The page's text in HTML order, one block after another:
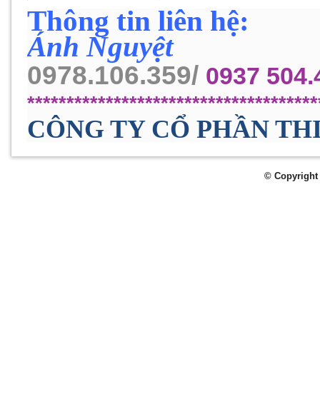
Thông tin liên hệ:
Ánh Nguyệt
0978.106.359/ 0937
CÔNG TY CỔ PHẦN
© Copyright